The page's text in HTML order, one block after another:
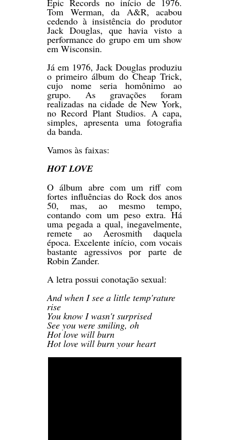
Tom Werman, da A&R, acabou
cedendo à insistência do produtor
Jack Douglas, que havia visto a
performance do grupo em um show
em Wisconsin.
Já em 1976, Jack Douglas produziu
o primeiro álbum do Cheap Trick,
cujo nome seria homônimo ao
grupo. As gravações foram
realizadas na cidade de New York,
no Record Plant Studios. A capa,
simples, apresenta uma fotografia
da banda.
Vamos às faixas:
HOT LOVE
O álbum abre com um riff com
fortes influências do Rock dos anos
50, mas, ao mesmo tempo,
contando com um peso extra. Há
uma pegada a qual, inegavelmente,
remete ao Aerosmith daquela
época. Excelente início, com vocais
bastante agressivos por parte de
Robin Zander.
A letra possui conotação sexual:
And when I see a little temp'rature
rise
You know I wasn't surprised
See you were smiling, oh
Hot love will burn
Hot love will burn your heart